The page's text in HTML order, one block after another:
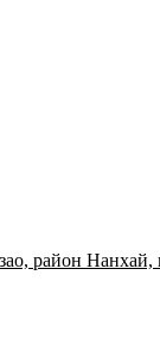
район